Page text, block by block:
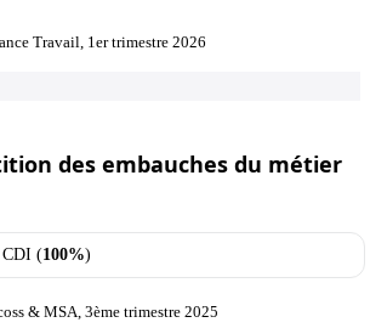
Travail, 1er trimestre 2026
des embauches du métier
CDI (100%)
& MSA, 3ème trimestre 2025